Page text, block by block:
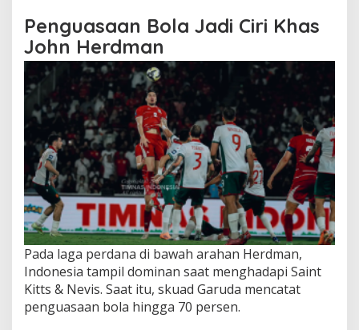
Penguasaan Bola Jadi Ciri Khas
John Herdman
Pada laga perdana di bawah arahan Herdman,
Indonesia tampil dominan saat menghadapi Saint
Kitts & Nevis. Saat itu, skuad Garuda mencatat
penguasaan bola hingga 70 persen.